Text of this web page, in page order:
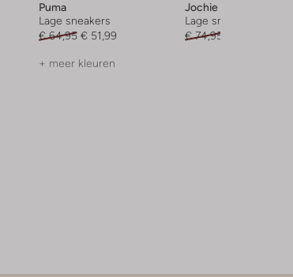
Puma
Lage sneakers
€ 64,95 € 51,99
+ meer kleuren
Jochie & Freaks
Lage sneakers
€ 74,95